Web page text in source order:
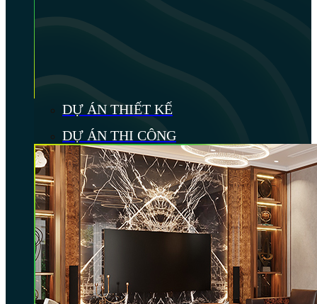
DỰ ÁN THIẾT KẾ
DỰ ÁN THI CÔNG